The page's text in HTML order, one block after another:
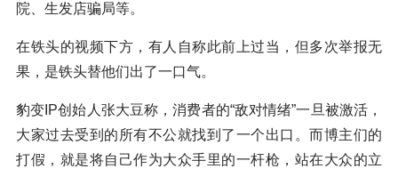
院、生发店骗局等。
在铁头的视频下方，有人自称此前上过当，但多次举报无
果，是铁头替他们出了一口气。
豹变IP创始人张大豆称，消费者的“敌对情绪”一旦被激活，
大家过去受到的所有不公就找到了一个出口。而博主们的
打假，就是将自己作为大众手里的一杆枪，站在大众的立